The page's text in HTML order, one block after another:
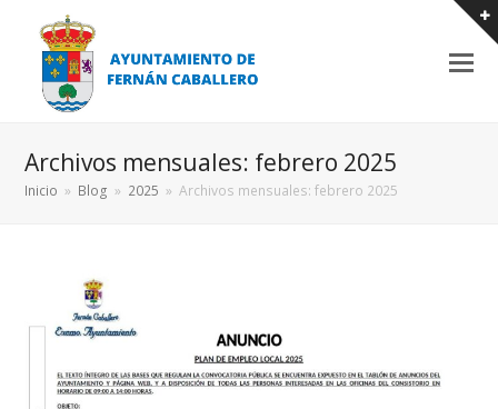
Archivos mensuales: febrero 2025
Inicio » Blog » 2025 » Archivos mensuales: febrero 2025